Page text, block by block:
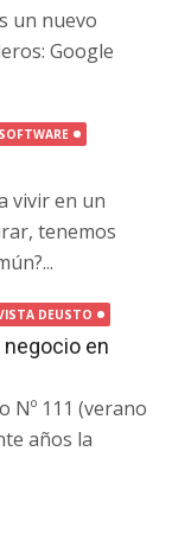
un nuevo
Google
SOFTWARE
vivir en un
tenemos
DEUSTO
en
Nº 111 (verano
años la